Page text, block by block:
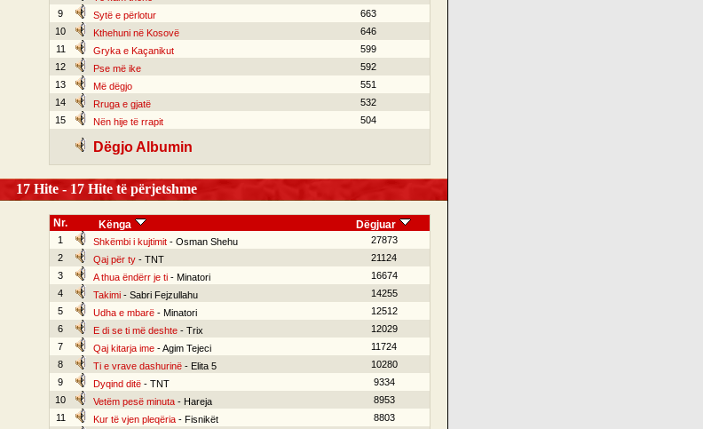
9
Sytë e përlotur
663
10
Kthehuni në Kosovë
646
11
Gryka e Kaçanikut
599
12
Pse më ike
592
13
Më dëgjo
551
14
Rruga e gjatë
532
15
Nën hije të rrapit 504
Dëgjo Albumin
17 Hite - 17 Hite të përjetshme
Nr. Kënga Dëgjuar
1 Shkëmbi i kujtimit- Osman Shehu
27873
2
Qaj për ty- TNT
21124
3
A thua ëndërr je ti- Minatori
16674
4
Takimi- Sabri Fejzullahu
14255
5
Udha e mbarë- Minatori
12512
6
E di se ti më deshte- Trix
12029
7
Qaj kitarja ime- Agim Tejeci
11724
8
Ti e vrave dashurinë- Elita 5
10280
9
Dyqind ditë- TNT
9334
10
Vetëm pesë minuta- Hareja
8953
11
Kur të vjen pleqëria- Fisnikët 8803